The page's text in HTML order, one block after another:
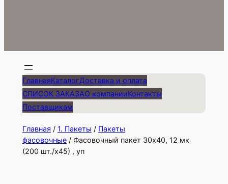
ГлавнаяКаталогДоставка и оплата
СПИСОК ЗАКАЗАО компанииКонтакты
Поставщикам
Главная / 1. Пакеты / Пакеты
фасовочные/ Фасовочный пакет 30х40, 12 мк
(200 шт./х45) , уп